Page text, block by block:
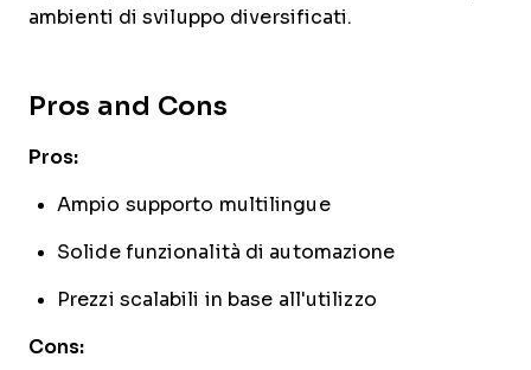
ambienti di sviluppo diversificati.
Pros and Cons
Pros:
Ampio supporto multilingue
Solide funzionalità di automazione
Prezzi scalabili in base all'utilizzo
Cons: